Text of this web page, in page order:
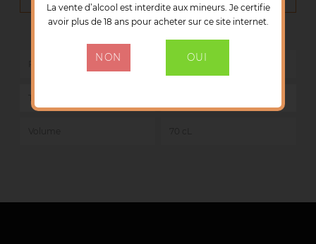
Trinité et Tobago
La vente d’alcool est interdite aux mineurs. Je certifie
avoir plus de 18 ans pour acheter sur ce site internet.
NON OUI